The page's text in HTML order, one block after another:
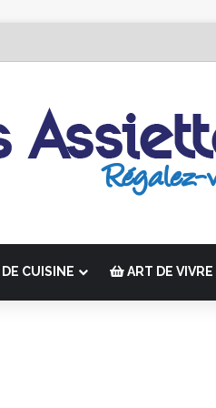
du 19 au 24 octobre 2026
CUISINE ART DE VIVRE